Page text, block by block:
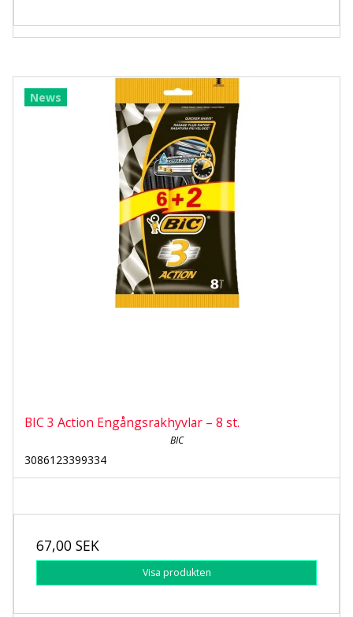
News
BIC 3 Action Engångsrakhyvlar – 8 st.
BIC
3086123399334
67,00 SEK
Visa produkten